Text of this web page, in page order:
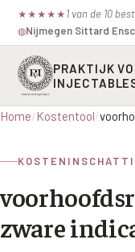
★ ★ ★ ★ ★
◍Nijmegen·Sittard·
PRAKTIJK
BOVENSTE
Voorhoofdsrimpels
Fronsrimpel
INJECTABLES
Botox / anti-rimpel
Profielen
Home/Kostentool/
zware